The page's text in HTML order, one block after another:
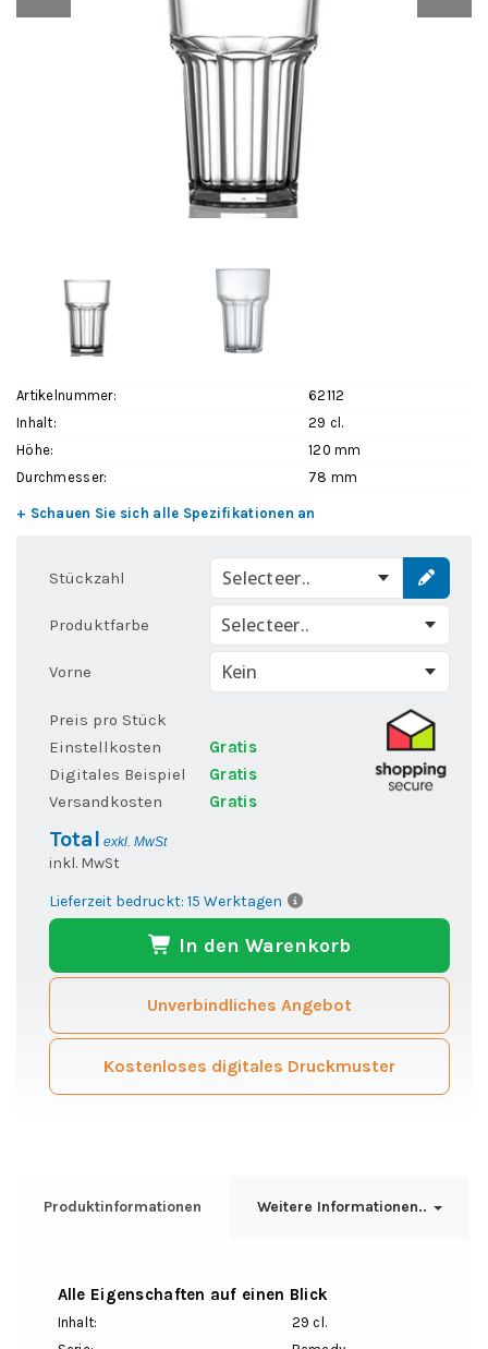
Artikelnummer:
62112
Inhalt:
29 cl.
Höhe:
120 mm
Durchmesser:
78 mm
+ Schauen Sie sich alle Spezifikationen an
Stückzahl Selecteer..
Produktfarbe Selecteer..
Vorne
Preis pro Stück
Einstellkosten
Gratis
Digitales Beispiel
Gratis
Versandkosten
Gratis
Total exkl. MwSt
inkl. MwSt
Lieferzeit bedruckt: 15 Werktagen
In den Warenkorb
Unverbindliches Angebot
Kostenloses digitales Druckmuster
Produktinformationen Weitere Informationen..
Alle Eigenschaften auf einen Blick
Inhalt:
29 cl.